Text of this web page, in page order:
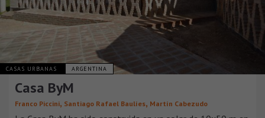
CASAS URBANAS ARGENTINA
Casa ByM
Franco Piccini, Santiago Rafael Baulíes, Martín Cabezudo